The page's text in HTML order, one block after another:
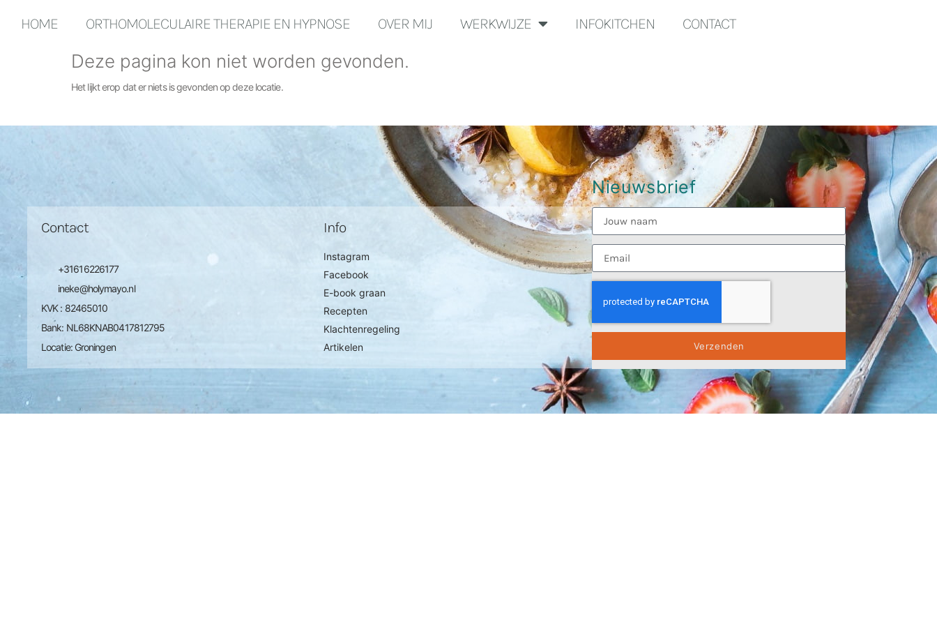
HOME ORTHOMOLECULAIRE THERAPIE EN HYPNOSE OVER MIJ WERKWIJZE INFOKITCHEN CONTACT
Deze pagina kon niet worden gevonden.
Het lijkt erop dat er niets is gevonden op deze locatie.
Contact
+31616226177
ineke@holymayo.nl
KVK : 82465010
Bank: NL68KNAB0417812795
Locatie: Groningen
Info
Instagram
Facebook
E-book graan
Recepten
Klachtenregeling
Artikelen
Nieuwsbrief
Verzenden